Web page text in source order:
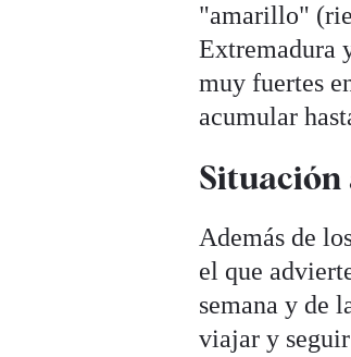
"amarillo"
Extremadura
muy fuertes
acumular
Situación
Además de
el que
semana y de
viajar y